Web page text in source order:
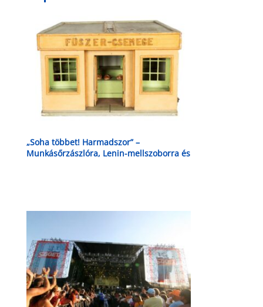
„Soha többet! Harmadszor” –
Munkásőrzászlóra, Lenin-mellszoborra és